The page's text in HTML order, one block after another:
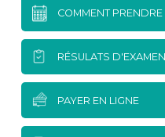
COMMENT
RÉSULATS D'EXAMEN
PAYER EN LIGNE